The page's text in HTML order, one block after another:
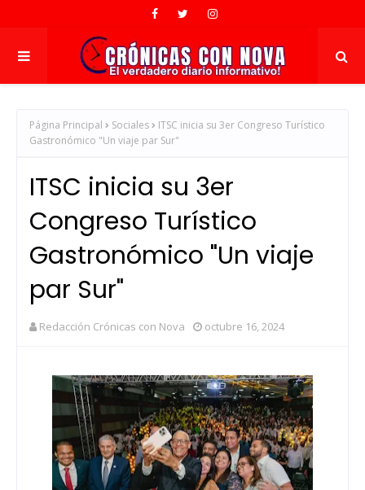
Página Principal Sociales
ITSC inicia su 3er Congreso Turístico
Gastronómico "Un viaje par Sur"
ITSC inicia su 3er
Congreso Turístico
Gastronómico "Un viaje
par Sur"
Redacción Crónicas con Nova octubre 16, 2024